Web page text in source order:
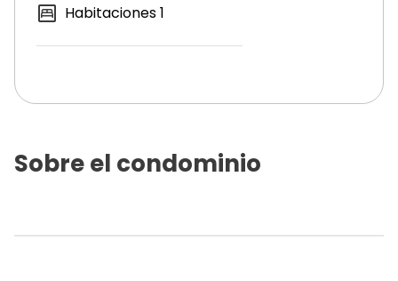
Habitaciones1
Sobre el condominio